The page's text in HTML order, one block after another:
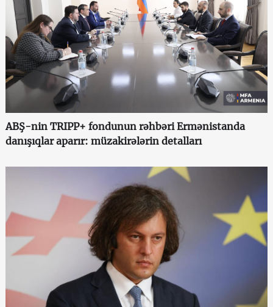
ABŞ-nin TRIPP+ fondunun rəhbəri Ermənistanda
danışıqlar aparır: müzakirələrin detalları